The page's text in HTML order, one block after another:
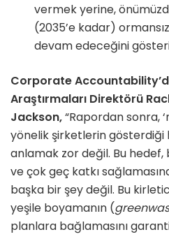
vermek yerine,
(2035’e kadar)
devam edeceğini
Corporate
Araştırmaları Direktörü
Jackson,“Rapordan sonra,
yönelik şirketlerin gösterdiği
anlamak zor değil. Bu
ve çok geç katkı
başka bir şey değil. Bu
yeşile boyamanın (
planlara bağlamasını